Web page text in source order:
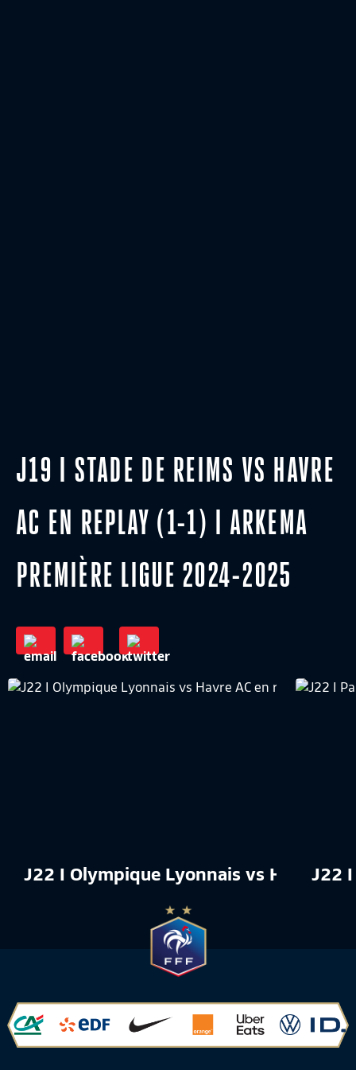
J19 I STADE DE REIMS VS HAVRE
AC EN REPLAY (1-1) I ARKEMA
PREMIÈRE LIGUE 2024-2025
J22 I Olympique Lyonnais vs HavreJ22